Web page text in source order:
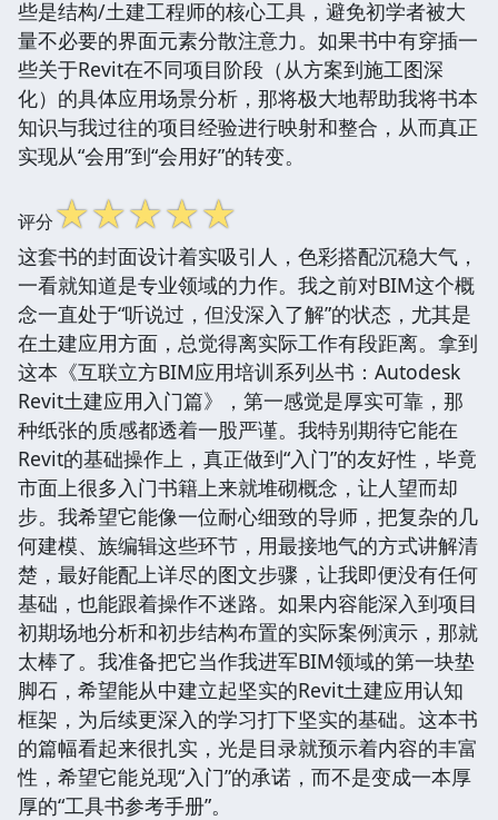
些是结构/土建工程师的核心工具，避免初学者被大
量不必要的界面元素分散注意力。如果书中有穿插一
些关于Revit在不同项目阶段（从方案到施工图深
化）的具体应用场景分析，那将极大地帮助我将书本
知识与我过往的项目经验进行映射和整合，从而真正
实现从“会用”到“会用好”的转变。
评分☆☆☆☆☆
这套书的封面设计着实吸引人，色彩搭配沉稳大气，
一看就知道是专业领域的力作。我之前对BIM这个概
念一直处于“听说过，但没深入了解”的状态，尤其是
在土建应用方面，总觉得离实际工作有段距离。拿到
这本《互联立方BIM应用培训系列丛书：Autodesk
Revit土建应用入门篇》，第一感觉是厚实可靠，那
种纸张的质感都透着一股严谨。我特别期待它能在
Revit的基础操作上，真正做到“入门”的友好性，毕竟
市面上很多入门书籍上来就堆砌概念，让人望而却
步。我希望它能像一位耐心细致的导师，把复杂的几
何建模、族编辑这些环节，用最接地气的方式讲解清
楚，最好能配上详尽的图文步骤，让我即便没有任何
基础，也能跟着操作不迷路。如果内容能深入到项目
初期场地分析和初步结构布置的实际案例演示，那就
太棒了。我准备把它当作我进军BIM领域的第一块垫
脚石，希望能从中建立起坚实的Revit土建应用认知
框架，为后续更深入的学习打下坚实的基础。这本书
的篇幅看起来很扎实，光是目录就预示着内容的丰富
性，希望它能兑现“入门”的承诺，而不是变成一本厚
厚的“工具书参考手册”。